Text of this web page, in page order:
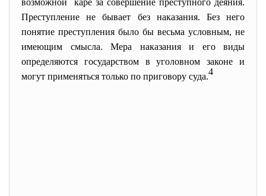
возможной каре за совершение преступного деяния.
Преступление не бывает без наказания. Без него
понятие преступления было бы весьма условным, не
имеющим смысла. Мера наказания и его виды
определяются государством в уголовном законе и
могут применяться только по приговору суда.4